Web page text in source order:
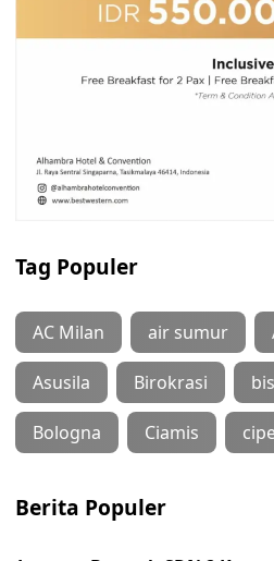
Tag Populer
AC Milan air sumur
Asusila Birokrasi
Bologna Ciamis
Berita Populer